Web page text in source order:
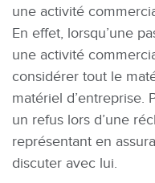
une activité
En effet, lorsqu’une
une activité
considérer tout le
matériel d’entreprise.
un refus lors d’une
représentant en
discuter avec lui.